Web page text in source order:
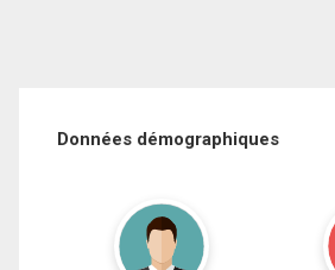
Données démographiques